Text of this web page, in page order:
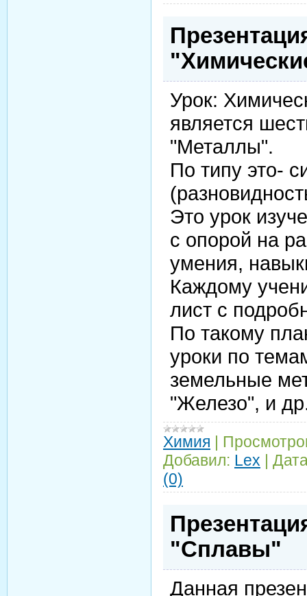
Урок:
является
"Металлы".
По типу это-
Это урок
с опорой на
умения,
Каждому
лист с
По такому
уроки по
земельные
"Железо", и
Химия |
Добавил: Lex |
(0)
"Сплавы"
Данная